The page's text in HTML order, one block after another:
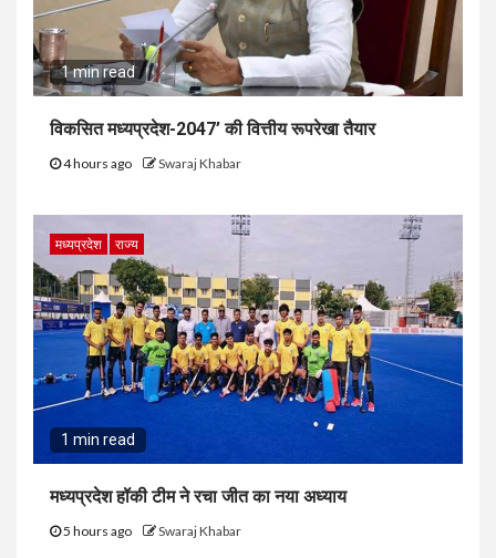
1 min read
विकसित मध्यप्रदेश-2047’ की वित्तीय रूपरेखा तैयार
4 hours ago Swaraj Khabar
मध्यप्रदेश राज्य
1 min read
मध्यप्रदेश हॉकी टीम ने रचा जीत का नया अध्याय
5 hours ago Swaraj Khabar